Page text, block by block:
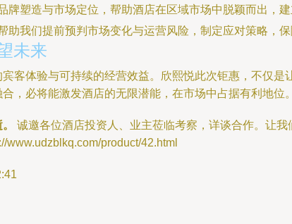
牌塑造与市场定位，帮助酒店在区域市场中脱颖而出，建
助我们提前预判市场变化与运营风险，制定应对策略，保
未来
客体验与可持续的经营效益。欣熙悦此次钜惠，不仅
，必将能激发酒店的无限潜能，在市场中占据有利地位。
诚邀各位酒店投资人、业主莅临考察，详谈合作。让
www.udzblkq.com/product/42.html